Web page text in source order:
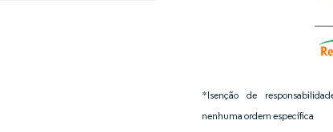
*Isenção de
nenhuma ordem específica